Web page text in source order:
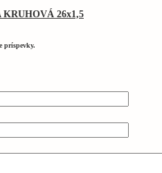
KRUHOVÁ 26x1,5
príspevky.